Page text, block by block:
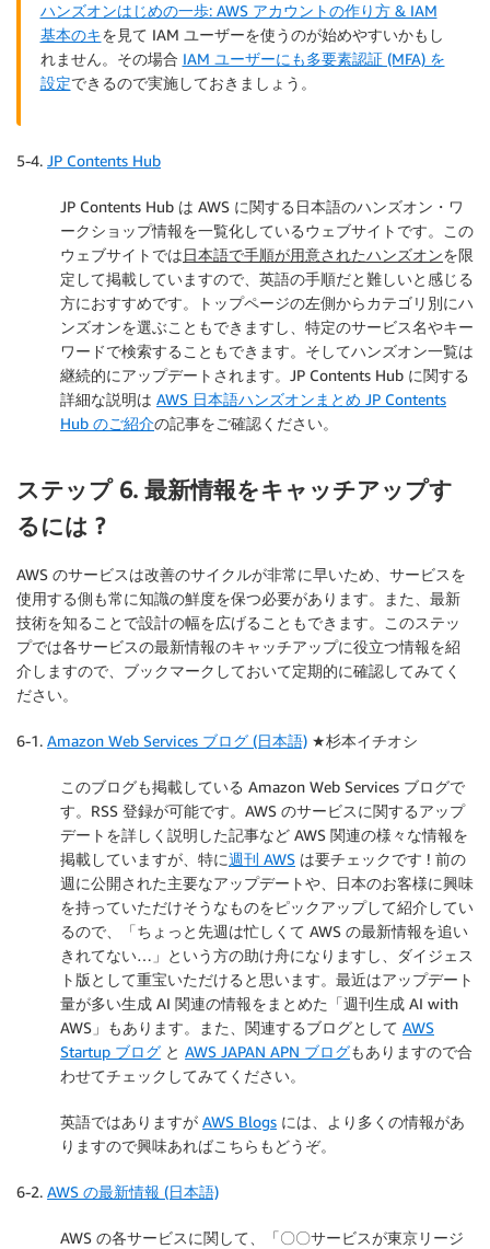
ハンズオンはじめの一歩: AWS アカウントの作り方 & IAM
基本のキを見て IAM ユーザーを使うのが始めやすいかもし
れません。その場合 IAM ユーザーにも多要素認証 (MFA) を
設定できるので実施しておきましょう。
5-4. JP Contents Hub
JP Contents Hub は AWS に関する日本語のハンズオン・ワ
ークショップ情報を一覧化しているウェブサイトです。この
ウェブサイトでは日本語で手順が用意されたハンズオンを限
定して掲載していますので、英語の手順だと難しいと感じる
方におすすめです。トップページの左側からカテゴリ別にハ
ンズオンを選ぶこともできますし、特定のサービス名やキー
ワードで検索することもできます。そしてハンズオン一覧は
継続的にアップデートされます。JP Contents Hub に関する
詳細な説明は AWS 日本語ハンズオンまとめ JP Contents
Hub のご紹介の記事をご確認ください。
ステップ 6. 最新情報をキャッチアップす
るには ?
AWS のサービスは改善のサイクルが非常に早いため、サービスを
使用する側も常に知識の鮮度を保つ必要があります。また、最新
技術を知ることで設計の幅を広げることもできます。このステッ
プでは各サービスの最新情報のキャッチアップに役立つ情報を紹
介しますので、ブックマークしておいて定期的に確認してみてく
ださい。
6-1. Amazon Web Services ブログ (日本語) ★杉本イチオシ
このブログも掲載している Amazon Web Services ブログで
す。RSS 登録が可能です。AWS のサービスに関するアップ
デートを詳しく説明した記事など AWS 関連の様々な情報を
掲載していますが、特に週刊 AWS は要チェックです ! 前の
週に公開された主要なアップデートや、日本のお客様に興味
を持っていただけそうなものをピックアップして紹介してい
るので、「ちょっと先週は忙しくて AWS の最新情報を追い
きれてない…」という方の助け舟になりますし、ダイジェス
ト版として重宝いただけると思います。最近はアップデート
量が多い生成 AI 関連の情報をまとめた「週刊生成 AI with
AWS」もあります。また、関連するブログとして AWS
Startup ブログ と AWS JAPAN APN ブログもありますので合
わせてチェックしてみてください。
英語ではありますが AWS Blogs には、より多くの情報があ
りますので興味あればこちらもどうぞ。
6-2. AWS の最新情報 (日本語)
AWS の各サービスに関して、「〇〇サービスが東京リージ